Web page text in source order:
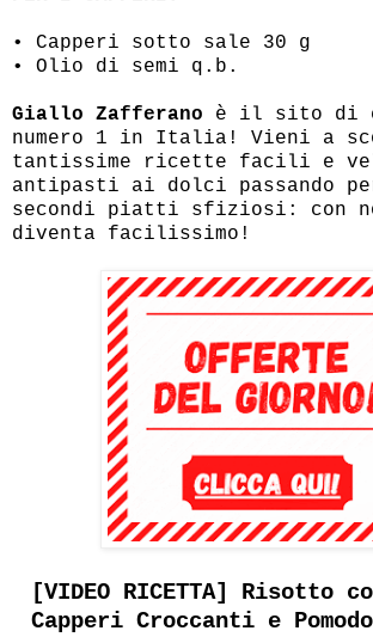
• Capperi sotto sale 30 g
• Olio di semi q.b.
Giallo Zafferano è il sito di
numero 1 in Italia! Vieni a
tantissime ricette facili e
antipasti ai dolci passando
secondi piatti sfiziosi: con
diventa facilissimo!
[VIDEO RICETTA] Risotto
Capperi Croccanti e